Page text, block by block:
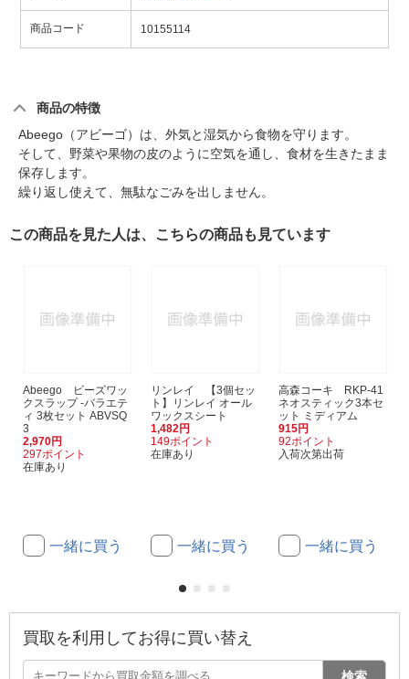
商品コード 10155114
商品の特徴
Abeego（アビーゴ）は、外気と湿気から食物を守ります。
そして、野菜や果物の皮のように空気を通し、食材を生きたまま
保存します。
繰り返し使えて、無駄なごみを出しません。
この商品を見た人は、こちらの商品も見ています
Abeego ビーズワッ
クスラップ -バラエテ
ィ 3枚セット ABVSQ
3
2,970円
297ポイント
在庫あり
一緒に買う
リンレイ 【3個セッ
ト】リンレイ オール
ワックスシート
1,482円
149ポイント
在庫あり
一緒に買う
高森コーキ RKP-41
ネオスティック3本セ
ット ミディアム
915円
92ポイント
入荷次第出荷
一緒に買う
買取を利用してお得に買い替え
検索